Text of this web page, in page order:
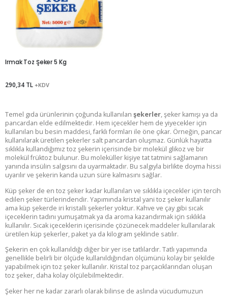
Irmak Toz Şeker 5 Kg
290,34 TL +KDV
Temel gıda ürünlerinin çoğunda kullanılan şekerler, şeker kamışı ya da
pancardan elde edilmektedir. Hem içecekler hem de yiyecekler için
kullanılan bu besin maddesi, farklı formları ile öne çıkar. Örneğin, pancar
kullanılarak üretilen şekerler salt pancardan oluşmaz. Günlük hayatta
sıklıkla kullandığımız toz şekerin içerisinde bir molekül glikoz ve bir
molekül früktoz bulunur. Bu moleküller kişiye tat tatmini sağlamanın
yanında insülin salgısını da uyarmaktadır. Bu salgıyla birlikte doyma hissi
uyarılır ve şekerin kanda uzun süre kalmasını sağlar.
Küp şeker de en toz şeker kadar kullanılan ve sıklıkla içecekler için tercih
edilen şeker türlerindendir. Yapımında kristal yani toz şeker kullanılır
ama küp şekerde iri kristalli şekerler yoktur. Kahve ve çay gibi sıcak
içeceklerin tadını yumuşatmak ya da aroma kazandırmak için sıklıkla
kullanılır. Sıcak içeceklerin içerisinde çözünecek maddeler kullanılarak
üretilen küp şekerler, paket ya da kilogram şeklinde satılır.
Şekerin en çok kullanıldığı diğer bir yer ise tatlılardır. Tatlı yapımında
genellikle belirli bir ölçüde kullanıldığından ölçümünü kolay bir şekilde
yapabilmek için toz şeker kullanılır. Kristal toz parçacıklarından oluşan
toz şeker, daha kolay ölçülebilmektedir.
Şeker her ne kadar zararlı olarak bilinse de aslında vücudumuzun